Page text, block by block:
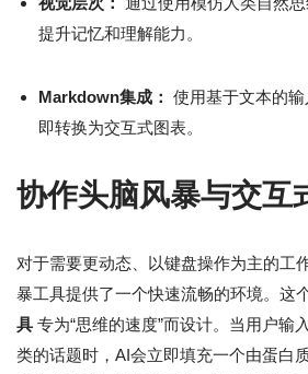
提升记忆和理解能力。
Markdown集成： 使用基于文本的
即转换为交互式图表。
协作头脑风暴与交互
对于需要更动态、以键盘操作为主的工
暴工具提供了一个快速流畅的环境。这
具 专为“思维的速度”而设计。当用户输
类的话题时，AI会立即填充一个由蛋白